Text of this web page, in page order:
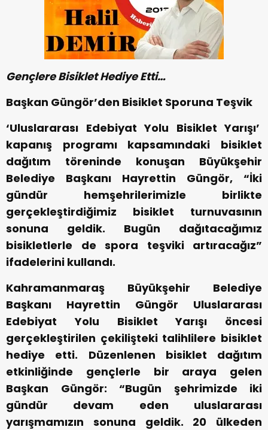
Gençlere Bisiklet Hediye Etti…
Başkan Güngör’den Bisiklet Sporuna Teşvik
‘Uluslararası Edebiyat Yolu Bisiklet Yarışı’
kapanış programı kapsamındaki bisiklet
dağıtım töreninde konuşan Büyükşehir
Belediye Başkanı Hayrettin Güngör, “İki
gündür hemşehrilerimizle birlikte
gerçekleştirdiğimiz bisiklet turnuvasının
sonuna geldik. Bugün dağıtacağımız
bisikletlerle de spora teşviki artıracağız”
ifadelerini kullandı.
Kahramanmaraş Büyükşehir Belediye
Başkanı Hayrettin Güngör Uluslararası
Edebiyat Yolu Bisiklet Yarışı öncesi
gerçekleştirilen çekilişteki talihlilere bisiklet
hediye etti. Düzenlenen bisiklet dağıtım
etkinliğinde gençlerle bir araya gelen
Başkan Güngör: “Bugün şehrimizde iki
gündür devam eden uluslararası
yarışmamızın sonuna geldik. 20 ülkeden